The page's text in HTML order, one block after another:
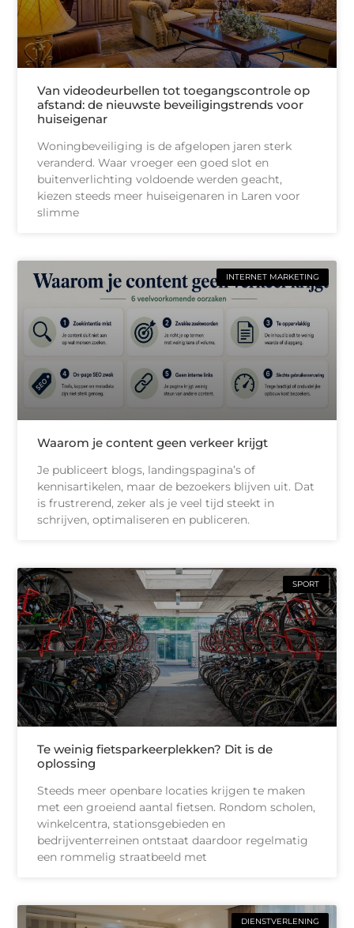
Van videodeurbellen tot toegangscontrole op
afstand: de nieuwste beveiligingstrends voor
huiseigenar
Woningbeveiliging is de afgelopen jaren sterk
veranderd. Waar vroeger een goed slot en
buitenverlichting voldoende werden geacht,
kiezen steeds meer huiseigenaren in Laren voor
slimme
INTERNET MARKETING
Waarom je content geen verkeer krijgt
Je publiceert blogs, landingspagina’s of
kennisartikelen, maar de bezoekers blijven uit. Dat
is frustrerend, zeker als je veel tijd steekt in
schrijven, optimaliseren en publiceren.
SPORT
Te weinig fietsparkeerplekken? Dit is de
oplossing
Steeds meer openbare locaties krijgen te maken
met een groeiend aantal fietsen. Rondom scholen,
winkelcentra, stationsgebieden en
bedrijventerreinen ontstaat daardoor regelmatig
een rommelig straatbeeld met
DIENSTVERLENING